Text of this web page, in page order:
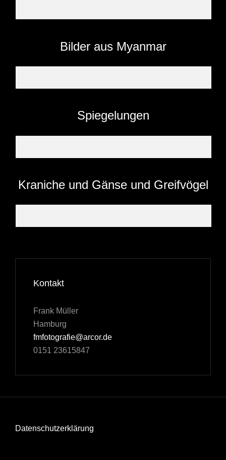
Bilder aus Myanmar
Spiegelungen
Kraniche und Gänse und Greifvögel
Kontakt
Frank Müller
Hamburg
fmfotografie@arcor.de
0151 23615847
Datenschutzerklärung